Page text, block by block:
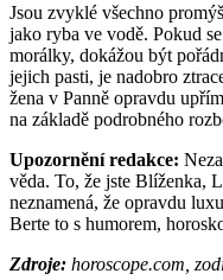
Jsou zvyklé všechno
jako ryba ve vodě. Pokud
morálky, dokážou být
jejich pasti, je nadobro
žena v Panně opravdu
na základě podrobného
Upozornění redakce:
věda. To, že jste Blíženka,
neznamená, že opravdu
Berte to s humorem,
Zdroje: horoscope.com,